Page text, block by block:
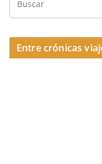
o
k
Entre crónicas